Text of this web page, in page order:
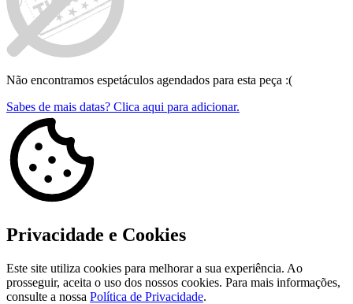
Não encontramos espetáculos agendados para esta peça :(
Sabes de mais datas? Clica aqui para adicionar.
Privacidade e Cookies
Este site utiliza cookies para melhorar a sua experiência. Ao
prosseguir, aceita o uso dos nossos cookies. Para mais informações,
consulte a nossa Política de Privacidade.